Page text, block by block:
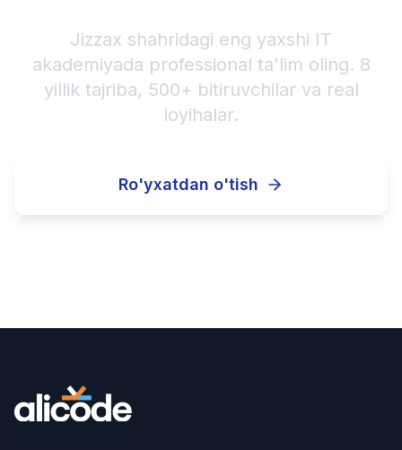
Jizzax shahridagi eng yaxshi IT
akademiyada professional ta'lim oling. 8
yillik tajriba, 500+ bitiruvchilar va real
loyihalar.
Ro'yxatdan o'tish